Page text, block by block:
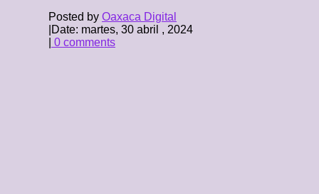
Posted by Oaxaca Digital
Date: martes, 30 abril , 2024
0 comments